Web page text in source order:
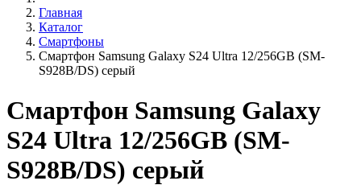
Главная
Каталог
Смартфоны
Смартфон Samsung Galaxy S24 Ultra 12/256GB (SM-
S928B/DS) серый
Смартфон Samsung Galaxy
S24 Ultra 12/256GB (SM-
S928B/DS) серый